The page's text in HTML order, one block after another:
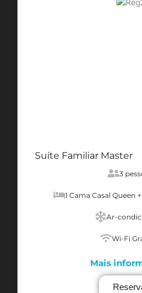
Suíte Familiar Master
3
1 Cama Casal Queen
Ar-
Wi-Fi
Mais